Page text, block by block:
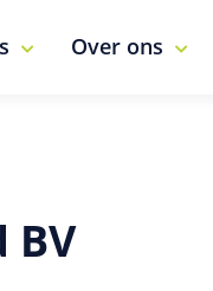
Over ons
BV